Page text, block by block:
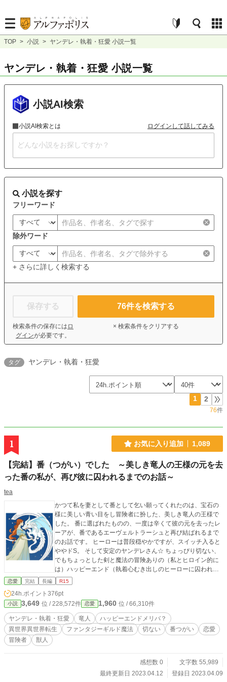
TOP > 小説 > ヤンデレ・執着・狂愛 小説一覧
ヤンデレ・執着・狂愛 小説一覧
小説AI検索
小説AI検索とは ログインして話してみる
小説を探す
フリーワード
除外ワード
+ さらに詳しく検索する
保存する
検索条件の保存には ロ
グインが必要です。
76件を検索する
× 検索条件をクリアする
タグ ヤンデレ・執着・狂愛
1 2
76件
1 お気に入り追加 1,089
【完結】番（つがい）でした ～美しき竜人の王様の元を去
った番の私が、再び彼に囚われるまでのお話～
tea
かつて私を妻として番として乞い願ってくれたのは、宝石の
様に美しい青い目をし冒険者に扮した、美しき竜人の王様で
した。 番に選ばれたものの、一度は辛くて彼の元を去ったレ
ーアが、番であるエーヴェルトラーシュと再び結ばれるまで
のお話です。 ヒーローは普段穏やかですが、スイッチ入ると
ややドS。 そして安定のヤンデレさん☆ ちょっぴり切ない、
でもちょっとした剣と魔法の冒険ありの（私とヒロイン的に
は）ハッピーエンド（執着心むき出しのヒーローに囚われて
しまったので、見ようによってはメリバ？）のお話です。 別
恋愛 完結 長編 R15
24h.ポイント 376pt
小説 3,649 位 / 228,572件 恋愛 1,960 位 / 66,310件
ヤンデレ・執着・狂愛 竜人
ハッピーエンドメリバ？
異世界異世界転生
ファンタジーギルド魔法 切ない 番つがい
恋愛
冒険者
獣人
感想数 0
文字数 55,989
最終更新日 2023.04.12
登録日 2023.04.09